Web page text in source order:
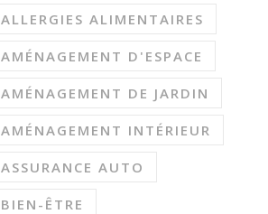
ALLERGIES ALIMENTAIRES
AMÉNAGEMENT D'ESPACE
AMÉNAGEMENT DE JARDIN
AMÉNAGEMENT INTÉRIEUR
ASSURANCE AUTO
BIEN-ÊTRE